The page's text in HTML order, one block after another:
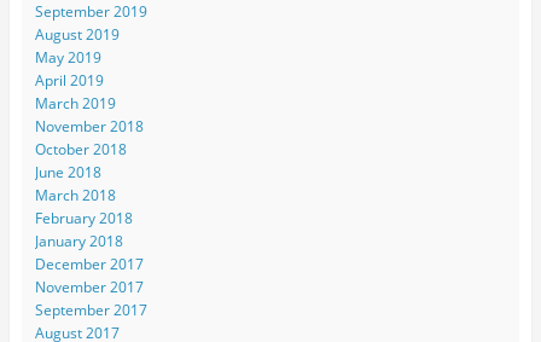
September 2019
August 2019
May 2019
April 2019
March 2019
November 2018
October 2018
June 2018
March 2018
February 2018
January 2018
December 2017
November 2017
September 2017
August 2017